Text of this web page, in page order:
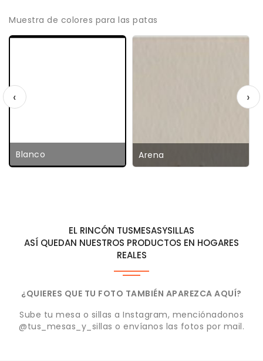
Muestra de colores para las patas
Blanco Arena
‹ ›
EL RINCÓN TUSMESASYSILLAS
ASÍ QUEDAN NUESTROS PRODUCTOS EN HOGARES
REALES
¿QUIERES QUE TU FOTO TAMBIÉN APAREZCA AQUÍ?
Sube tu mesa o sillas a Instagram, menciónadonos
@tus_mesas_y_sillas o envíanos las fotos por mail.